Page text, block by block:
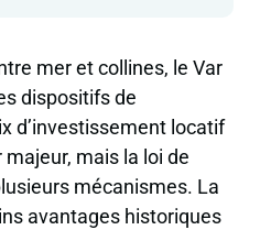
mer et collines, le Var
dispositifs de
d’investissement locatif
mais la loi de
mécanismes. La
avantages historiques